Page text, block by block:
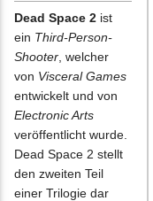
Dead Space 2 ist
ein Third-Person-
Shooter , welcher
von Visceral Games
entwickelt und von
Electronic Arts
veröffentlicht wurde.
Dead Space 2 stellt
den zweiten Teil
einer Trilogie dar